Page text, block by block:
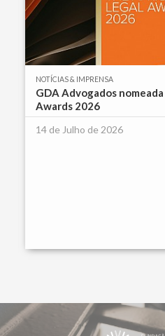
NOTÍCIAS & IMPRENSA
GDA Advogados
Awards 2026
14 de Julho de 2026